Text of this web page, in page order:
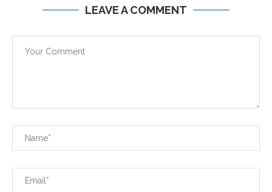
LEAVE A COMMENT